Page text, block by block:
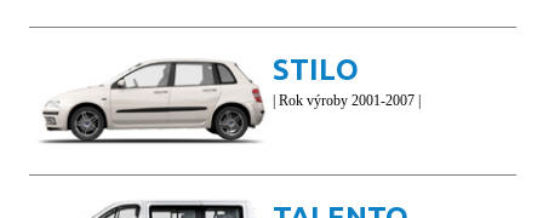
STILO
| Rok výroby 2001-2007 |